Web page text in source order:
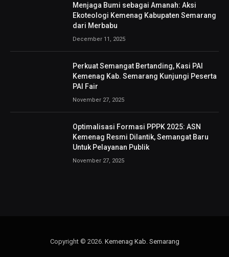
Menjaga Bumi sebagai Amanah: Aksi
Ekoteologi Kemenag Kabupaten Semarang
dari Merbabu
December 11, 2025
Perkuat Semangat Bertanding, Kasi PAI
Kemenag Kab. Semarang Kunjungi Peserta
PAI Fair
November 27, 2025
Optimalisasi Formasi PPPK 2025: ASN
Kemenag Resmi Dilantik, Semangat Baru
Untuk Pelayanan Publik
November 27, 2025
Copyright © 2026. Kemenag Kab. Semarang